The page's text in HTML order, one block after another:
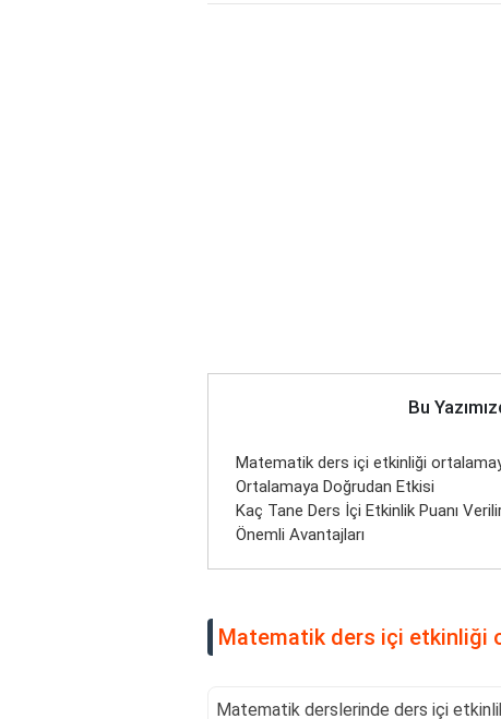
Bu
Matematik ders içi etkinliği
Ortalamaya Doğrudan Etkisi
Kaç Tane Ders İçi Etkinlik Puanı
Önemli Avantajları
Matematik ders içi etkinliği
Matematik derslerinde ders içi